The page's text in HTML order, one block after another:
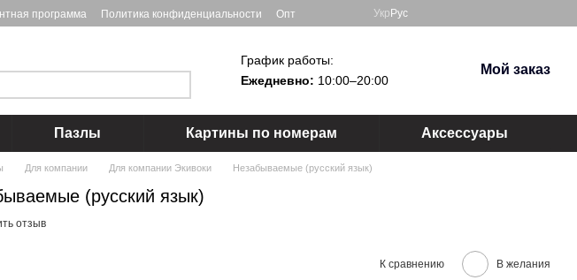
программа Политика конфиденциальности Опт Укр Рус
График работы:
Ежедневно: 10:00–20:00
Мой заказ
Пазлы Картины по номерам Аксессуары
Для компании Для компании Экивоки Незабываемые (русский язык)
(русский язык)
отзыв
К сравнению В желания